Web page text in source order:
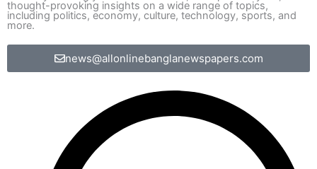
thought-provoking insights on a wide range of topics,
including politics, economy, culture, technology, sports, and
more.
news@allonlinebanglanewspapers.com